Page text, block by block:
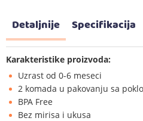
Detaljnije Specifikacija
Karakteristike proizvoda:
Uzrast od 0-6 meseci
2 komada u pakovanju sa
BPA Free
Bez mirisa i ukusa